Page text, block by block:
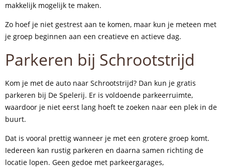
makkelijk mogelijk te maken.
Zo hoef je niet gestrest aan te komen, maar kun je meteen met
je groep beginnen aan een creatieve en actieve dag.
Parkeren bij Schrootstrijd
Kom je met de auto naar Schrootstrijd? Dan kun je gratis
parkeren bij De Spelerij. Er is voldoende parkeerruimte,
waardoor je niet eerst lang hoeft te zoeken naar een plek in de
buurt.
Dat is vooral prettig wanneer je met een grotere groep komt.
Iedereen kan rustig parkeren en daarna samen richting de
locatie lopen. Geen gedoe met parkeergarages,